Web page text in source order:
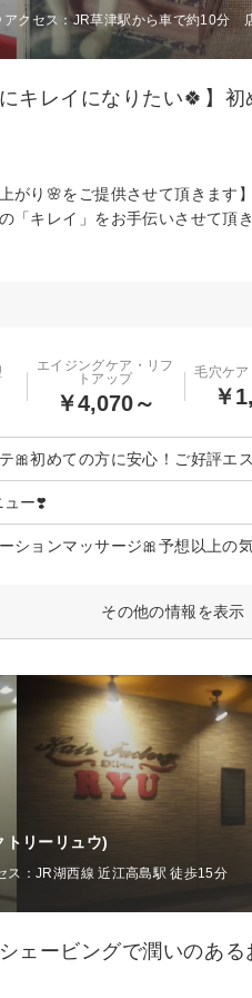
アクセス：JR草津駅から車で約10分
キレイになりたい🍀】
がり🌸をご提供させて頂きま
「キレイ」をお手伝いさせて頂
エイジングケア・リフ
トアップ
￥4,070～
毛穴ケ
￥
🎀初めての方に安心！ご好評エ
ュー❣️
ションマッサージ🎀予想以上の
その他の情報を表示
トリーリュウ)
ス：JR湖西線 近江高島駅 徒歩15分
ェービングで潤いのある